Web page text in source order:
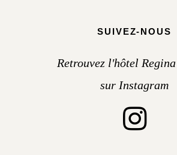
SUIVEZ-NOUS
Retrouvez l'hôtel
sur Instagram